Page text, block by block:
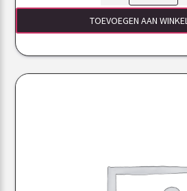
TOEVOEGEN AAN